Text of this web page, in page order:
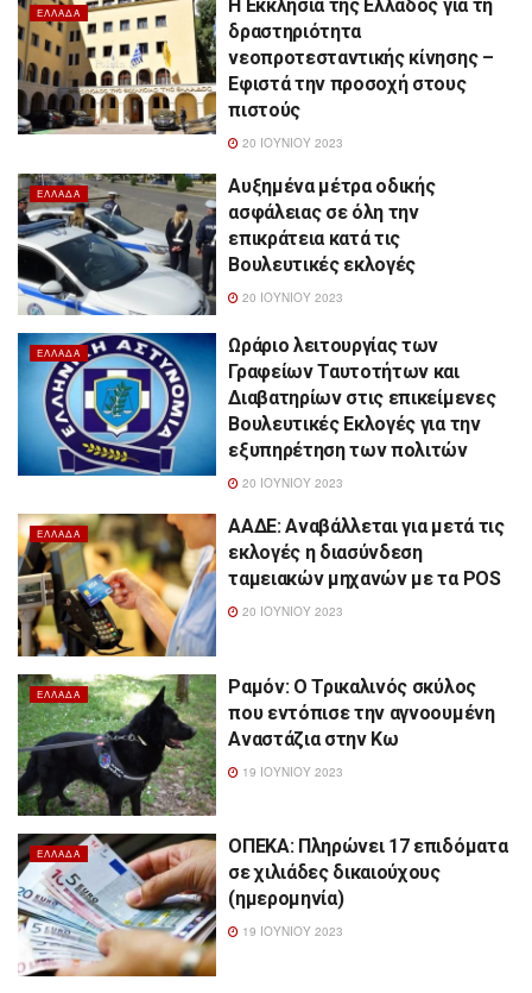
ΕΛΛΆΔΑ
Η Εκκλησία της Ελλάδος για τη
δραστηριότητα
νεοπροτεσταντικής κίνησης –
Εφιστά την προσοχή στους
πιστούς
20 ΙΟΥΝΊΟΥ 2023
ΕΛΛΆΔΑ
Αυξημένα μέτρα οδικής
ασφάλειας σε όλη την
επικράτεια κατά τις
Βουλευτικές εκλογές
20 ΙΟΥΝΊΟΥ 2023
ΕΛΛΆΔΑ
Ωράριο λειτουργίας των
Γραφείων Ταυτοτήτων και
Διαβατηρίων στις επικείμενες
Βουλευτικές Εκλογές για την
εξυπηρέτηση των πολιτών
20 ΙΟΥΝΊΟΥ 2023
ΕΛΛΆΔΑ
ΑΑΔΕ: Αναβάλλεται για μετά τις
εκλογές η διασύνδεση
ταμειακών μηχανών με τα POS
20 ΙΟΥΝΊΟΥ 2023
ΕΛΛΆΔΑ
Ραμόν: Ο Τρικαλινός σκύλος
που εντόπισε την αγνοουμένη
Αναστάζια στην Κω
19 ΙΟΥΝΊΟΥ 2023
ΕΛΛΆΔΑ
ΟΠΕΚΑ: Πληρώνει 17 επιδόματα
σε χιλιάδες δικαιούχους
(ημερομηνία)
19 ΙΟΥΝΊΟΥ 2023